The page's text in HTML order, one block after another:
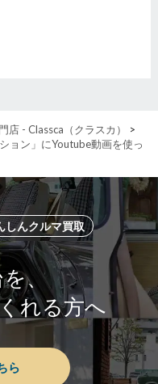
- Classca（クラスカ）
>
ョン」にYoutube動画を使っ
しんクルマ買取
、
れる方へ
ら